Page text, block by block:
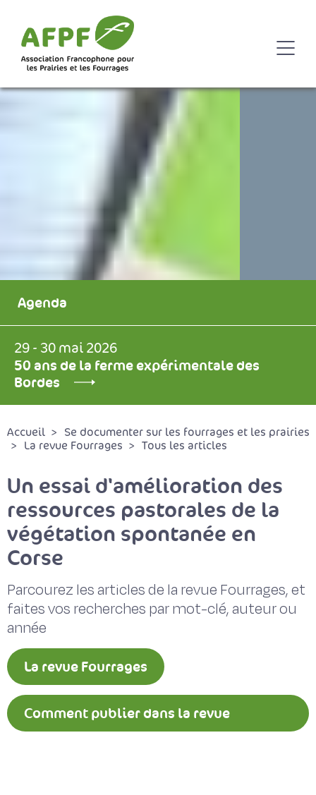
Agenda
29 - 30 mai 2026
50 ans de la ferme expérimentale des
Bordes
Accueil
Se documenter sur les fourrages et les prairies
La revue Fourrages
Tous les articles
Un essai d'amélioration des
ressources pastorales de la
végétation spontanée en
Corse
Parcourez les articles de la revue Fourrages, et
faites vos recherches par mot-clé, auteur ou
année
La revue Fourrages
Comment publier dans la revue